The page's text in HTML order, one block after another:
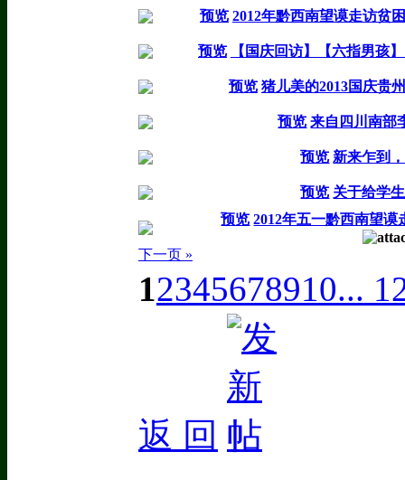
预览 2012年黔西南望谟走访贫
预览 【国庆回访】【六指男孩
预览 猪儿美的2013国庆贵
预览 来自四川南部
预览 新来乍到
预览 关于给学
预览 2012年五一黔西南望
下一页 »
12345678910...
返 回